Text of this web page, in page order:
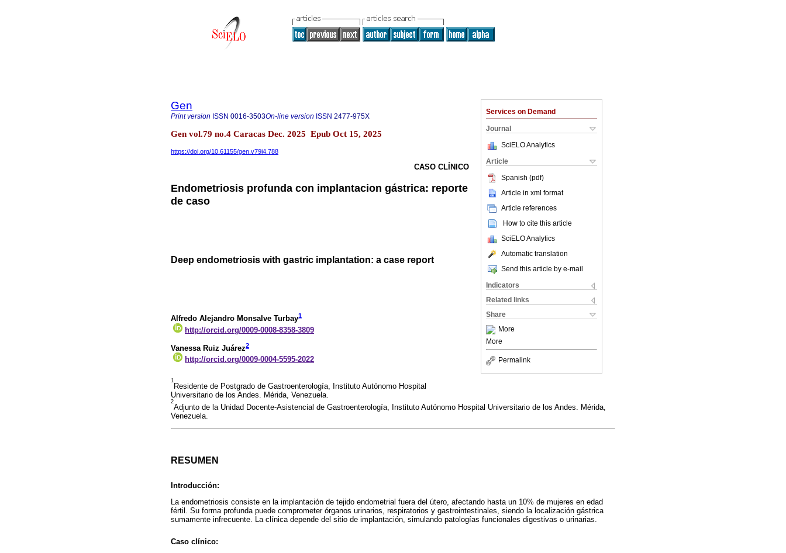
Services on Demand
Journal
SciELO Analytics
Article
Spanish (pdf)
Article in xml format
Article references
How to cite this article
SciELO Analytics
Automatic translation
Send this article by e-mail
Indicators
Related links
Share
More
More
Permalink
Gen
Print version ISSN 0016-3503On-line version ISSN 2477-975X
Gen vol.79 no.4 Caracas Dec. 2025 Epub Oct 15, 2025
https://doi.org/10.61155/gen.v79i4.788
CASO CLÍNICO
Endometriosis profunda con implantacion gástrica: reporte
de caso
Deep endometriosis with gastric implantation: a case report
Alfredo Alejandro Monsalve Turbay1
http://orcid.org/0009-0008-8358-3809
Vanessa Ruiz Juárez2
http://orcid.org/0009-0004-5595-2022
1
Residente de Postgrado de Gastroenterología, Instituto Autónomo Hospital
Universitario de los Andes. Mérida, Venezuela.
2
Adjunto de la Unidad Docente-Asistencial de Gastroenterología, Instituto Autónomo Hospital Universitario de los Andes. Mérida,
Venezuela.
RESUMEN
Introducción:
La endometriosis consiste en la implantación de tejido endometrial fuera del útero, afectando hasta un 10% de mujeres en edad
fértil. Su forma profunda puede comprometer órganos urinarios, respiratorios y gastrointestinales, siendo la localización gástrica
sumamente infrecuente. La clínica depende del sitio de implantación, simulando patologías funcionales digestivas o urinarias.
Caso clínico: